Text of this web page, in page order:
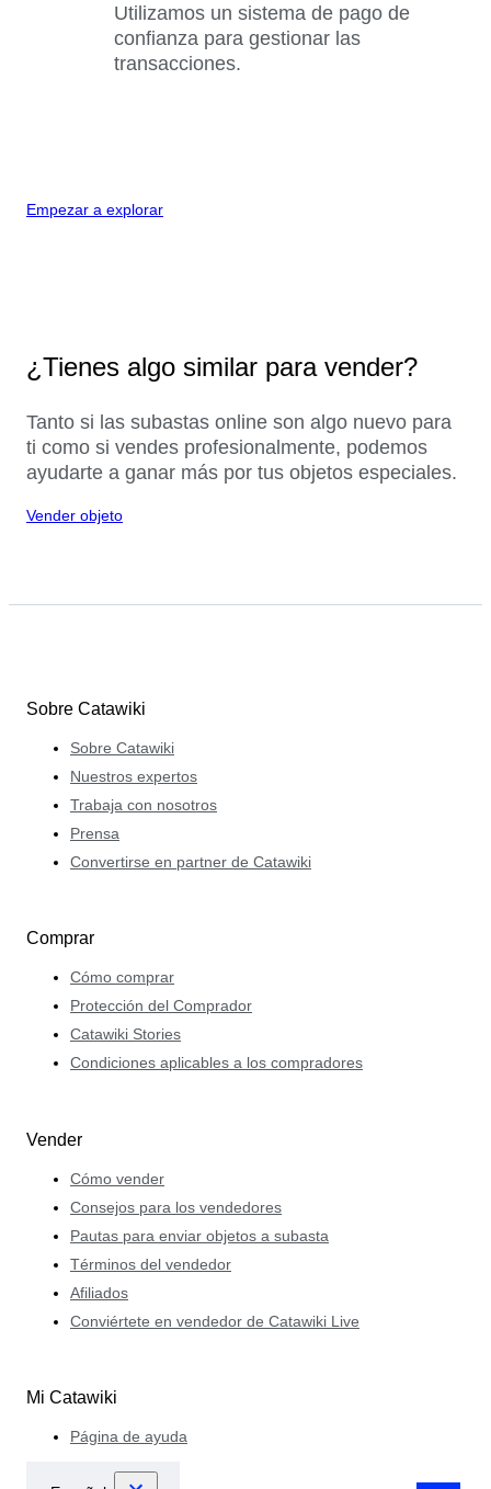
Utilizamos un sistema de pago de
confianza para gestionar las
transacciones.
Empezar a explorar
¿Tienes algo similar para vender?
Tanto si las subastas online son algo nuevo para
ti como si vendes profesionalmente, podemos
ayudarte a ganar más por tus objetos especiales.
Vender objeto
Sobre Catawiki
Sobre Catawiki
Nuestros expertos
Trabaja con nosotros
Prensa
Convertirse en partner de Catawiki
Comprar
Cómo comprar
Protección del Comprador
Catawiki Stories
Condiciones aplicables a los compradores
Vender
Cómo vender
Consejos para los vendedores
Pautas para enviar objetos a subasta
Términos del vendedor
Afiliados
Conviértete en vendedor de Catawiki Live
Mi Catawiki
Página de ayuda